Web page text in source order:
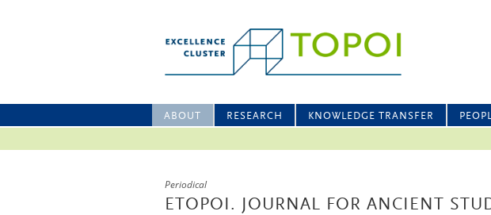
ABOUT RESEARCH KNOWLEDGE TRANSFER
Periodical
ETOPOI. JOURNAL FOR ANCIENT